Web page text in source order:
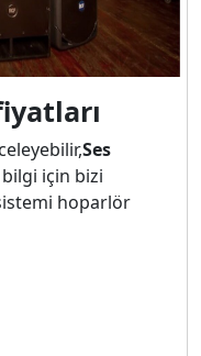
Ses
bilgi için bizi
hoparlör